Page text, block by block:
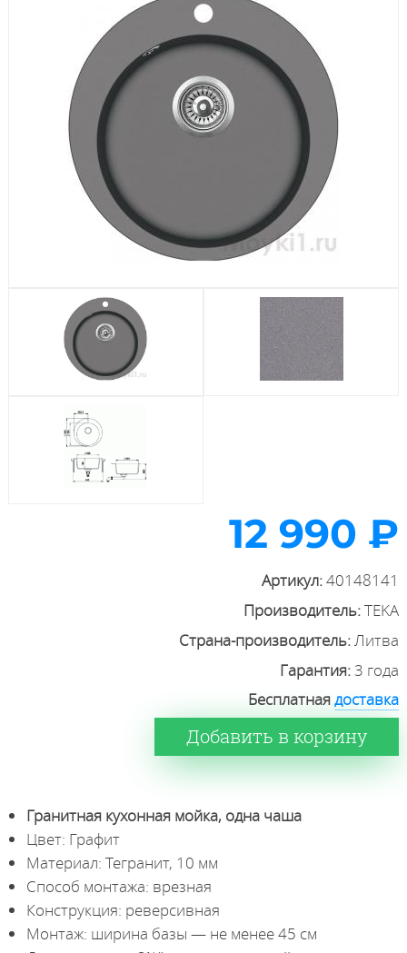
Стиральные машины
Холодильники
12 990 ₽
Артикул:40148141
Производитель:TEKA
Страна-производитель:Литва
Гарантия:3 года
Бесплатнаядоставка
Добавить в корзину
Гранитная кухонная мойка, одна чаша
Цвет: Графит
Материал: Тегранит, 10 мм
Способ монтажа: врезная
Конструкция: реверсивная
Монтаж: ширина базы — не менее 45 см